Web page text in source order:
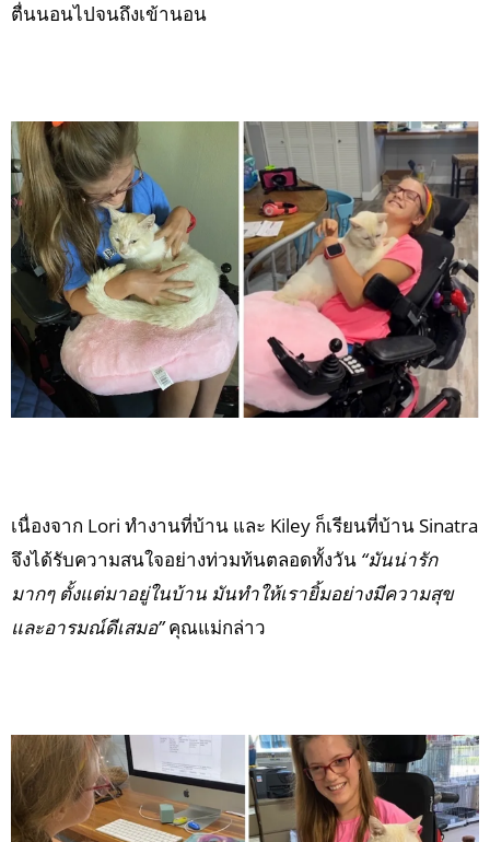
ตื่นนอนไปจนถึงเข้านอน
เนื่องจาก Lori ทำงานที่บ้าน และ Kiley ก็เรียนที่บ้าน Sinatra
จึงได้รับความสนใจอย่างท่วมท้นตลอดทั้งวัน “มันน่ารัก
มากๆ ตั้งแต่มาอยู่ในบ้าน มันทำให้เรายิ้มอย่างมีความสุข
และอารมณ์ดีเสมอ”คุณแม่กล่าว